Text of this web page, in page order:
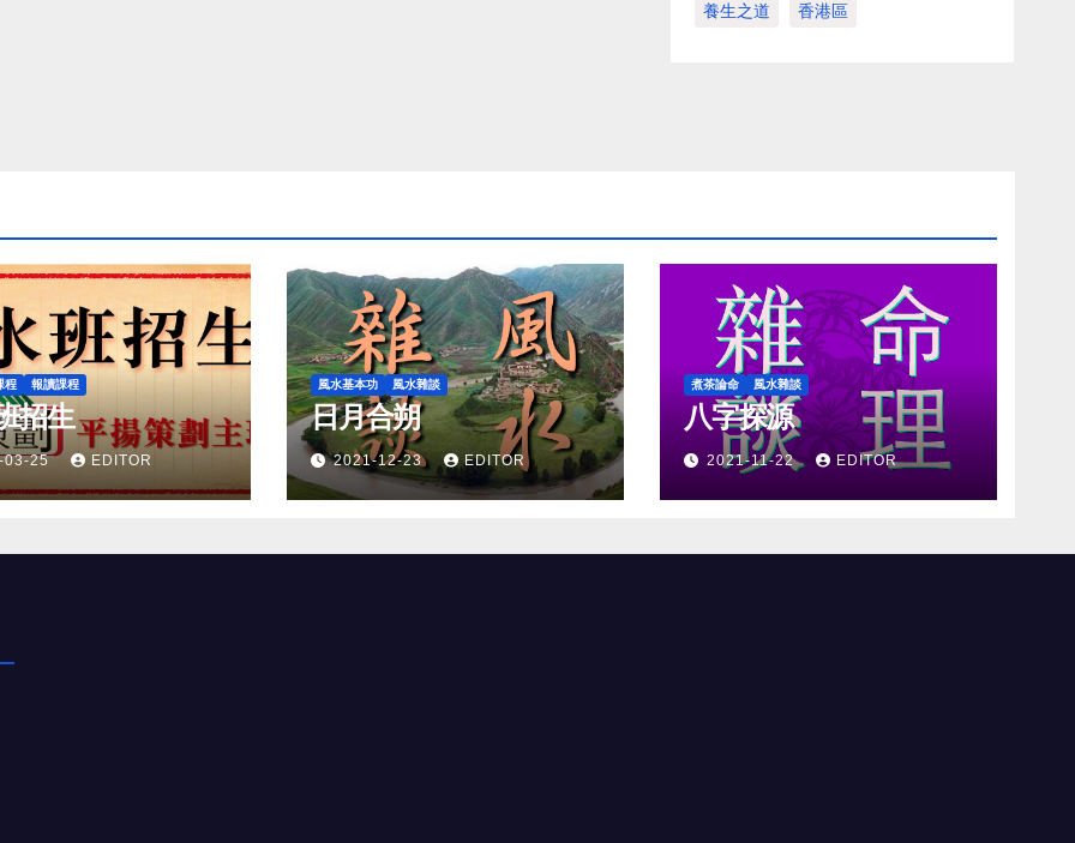
養生之道 香港區
程 報讀課程
招生
03-25 EDITOR
風水基本功 風水雜談
日月合朔
2021-12-23 EDITOR
煮茶論命 風水雜談
八字探源
2021-11-22 EDITOR